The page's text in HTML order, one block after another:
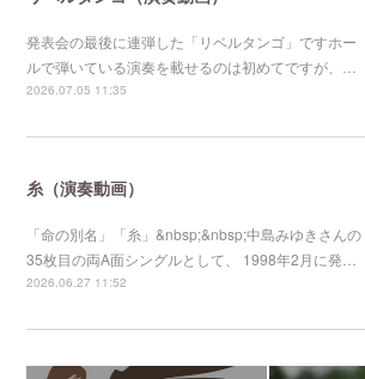
発表会の最後に連弾した「リベルタンゴ」ですホー
ルで弾いている演奏を載せるのは初めてですが、…
2026.07.05 11:35
糸（演奏動画）
「命の別名」「糸」&nbsp;&nbsp;中島みゆきさんの
35枚目の両A面シングルとして、 1998年2月に発…
2026.06.27 11:52